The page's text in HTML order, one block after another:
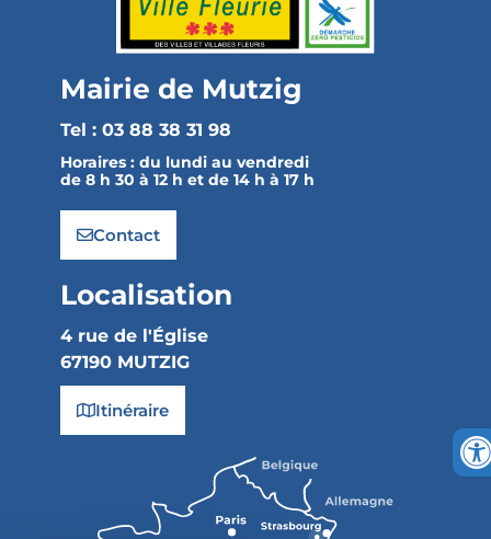
Mairie de Mutzig
Tel : 03 88 38 31 98
Horaires : du lundi au vendredi
de 8 h 30 à 12 h et de 14 h à 17 h
Contact
Localisation
4 rue de l'Église
67190 MUTZIG
Itinéraire